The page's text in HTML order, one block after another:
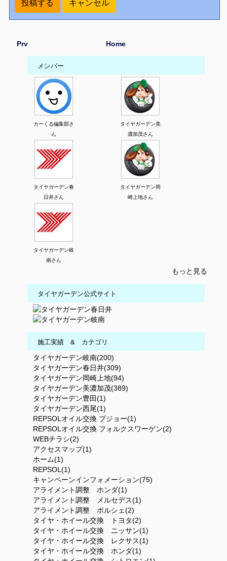
Prv Home
メンバー
カーくる編集部さ
ん
タイヤガーデン美
濃加茂さん
タイヤガーデン春
日井さん
タイヤガーデン岡
崎上地さん
タイヤガーデン岐
南さん
もっと見る
タイヤガーデン公式サイト
施工実績 & カテゴリ
タイヤガーデン岐南(200)
タイヤガーデン春日井(309)
タイヤガーデン岡崎上地(94)
タイヤガーデン美濃加茂(389)
タイヤガーデン豊田(1)
タイヤガーデン西尾(1)
REPSOLオイル交換 プジョー(1)
REPSOLオイル交換 フォルクスワーゲン(2)
WEBチラシ(2)
アクセスマップ(1)
ホーム(1)
REPSOL(1)
キャンペーンインフォメーション(75)
アライメント調整 ホンダ(1)
アライメント調整 メルセデス(1)
アライメント調整 ポルシェ(2)
タイヤ・ホイール交換 トヨタ(2)
タイヤ・ホイール交換 ニッサン(1)
タイヤ・ホイール交換 レクサス(1)
タイヤ・ホイール交換 ホンダ(1)